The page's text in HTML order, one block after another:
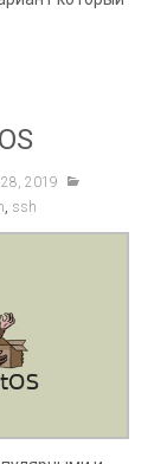
2019
, ssh